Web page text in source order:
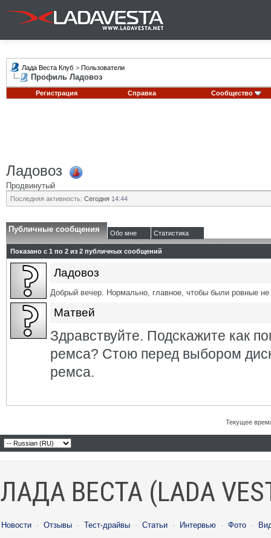
Лада Веста Клуб > Пользователи
Профиль Ладовоз
Регистрация Справка Сообщество
Ладовоз
Продвинутый
Последняя активность: Сегодня 14:44
Публичные сообщения Обо мне Статистика
Показано с 1 по 2 из 2 публичных сообщений
Ладовоз
Добрый вечер. Нормально, главное, чтобы были ровные
Матвей
Здравствуйте. Подскажите как
ремса? Стою перед выбором
ремса.
Текущее
ЛАДА ВЕСТА (LADA
Новости · Отзывы · Тест-драйвы · Статьи · Интервью · Фото ·